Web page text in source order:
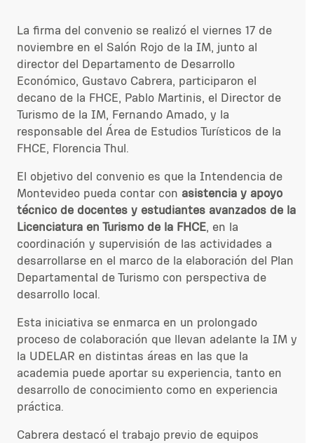
La firma del convenio se realizó el viernes 17 de
noviembre en el Salón Rojo de la IM, junto al
director del Departamento de Desarrollo
Económico, Gustavo Cabrera, participaron el
decano de la FHCE, Pablo Martinis, el Director de
Turismo de la IM, Fernando Amado, y la
responsable del Área de Estudios Turísticos de la
FHCE, Florencia Thul.
El objetivo del convenio es que la Intendencia de
Montevideo pueda contar con asistencia y apoyo
técnico de docentes y estudiantes avanzados de la
Licenciatura en Turismo de la FHCE, en la
coordinación y supervisión de las actividades a
desarrollarse en el marco de la elaboración del Plan
Departamental de Turismo con perspectiva de
desarrollo local.
Esta iniciativa se enmarca en un prolongado
proceso de colaboración que llevan adelante la IM y
la UDELAR en distintas áreas en las que la
academia puede aportar su experiencia, tanto en
desarrollo de conocimiento como en experiencia
práctica.
Cabrera destacó el trabajo previo de equipos